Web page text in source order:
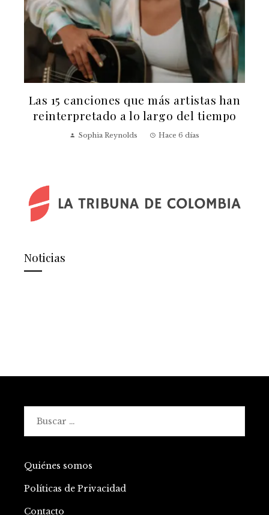
Las 15 canciones que más artistas han
reinterpretado a lo largo del tiempo
Sophia Reynolds Hace 6 días
Noticias
Quiénes somos
Políticas de Privacidad
Contacto